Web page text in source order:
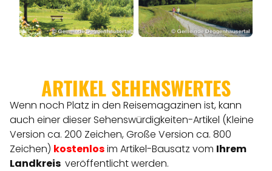
ARTIKEL SEHENSWERTES
Wenn noch Platz in den Reisemagazinen ist, kann
auch einer dieser Sehenswürdigkeiten-Artikel (Kleine
Version ca. 200 Zeichen, Große Version ca. 800
Zeichen) kostenlosim Artikel-Bausatz vom Ihrem
Landkreis veröffentlicht werden.